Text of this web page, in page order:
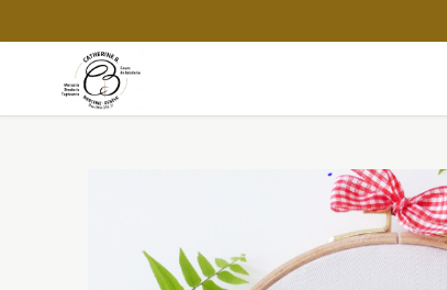
Passer